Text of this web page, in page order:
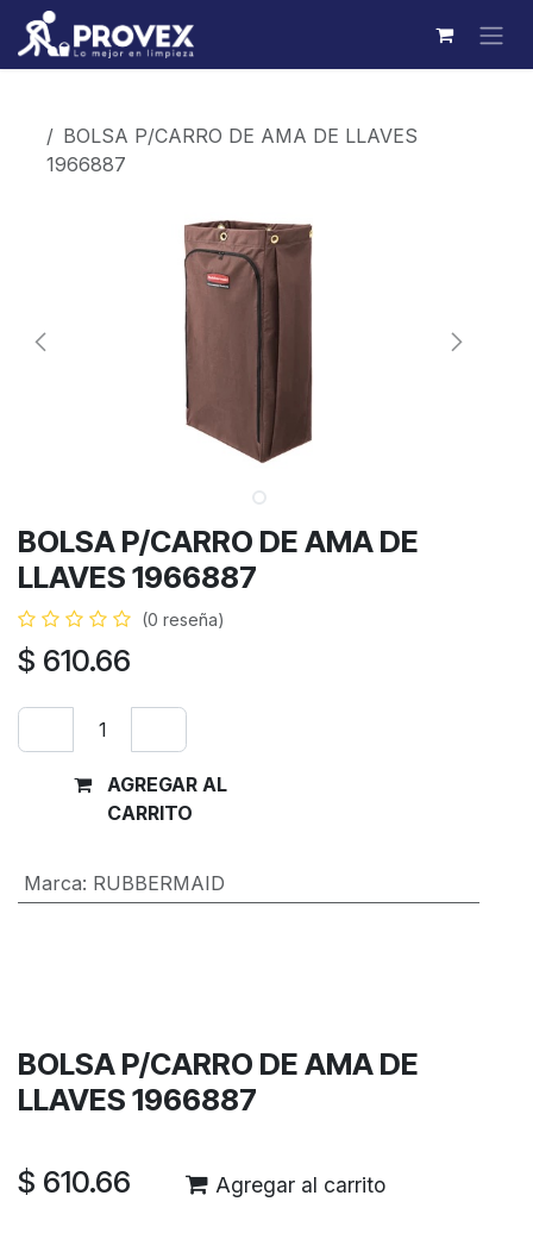
Ir al contenido
BOLSA P/CARRO DE AMA DE LLAVES
1966887
BOLSA P/CARRO DE AMA DE
LLAVES 1966887
(0 reseña)
$ 610.66
AGREGAR AL
CARRITO
Marca: RUBBERMAID
BOLSA P/CARRO DE AMA DE
LLAVES 1966887
$ 610.66 Agregar al carrito